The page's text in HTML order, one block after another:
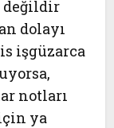
değildir
dolayı
işgüzarca
notları
ya